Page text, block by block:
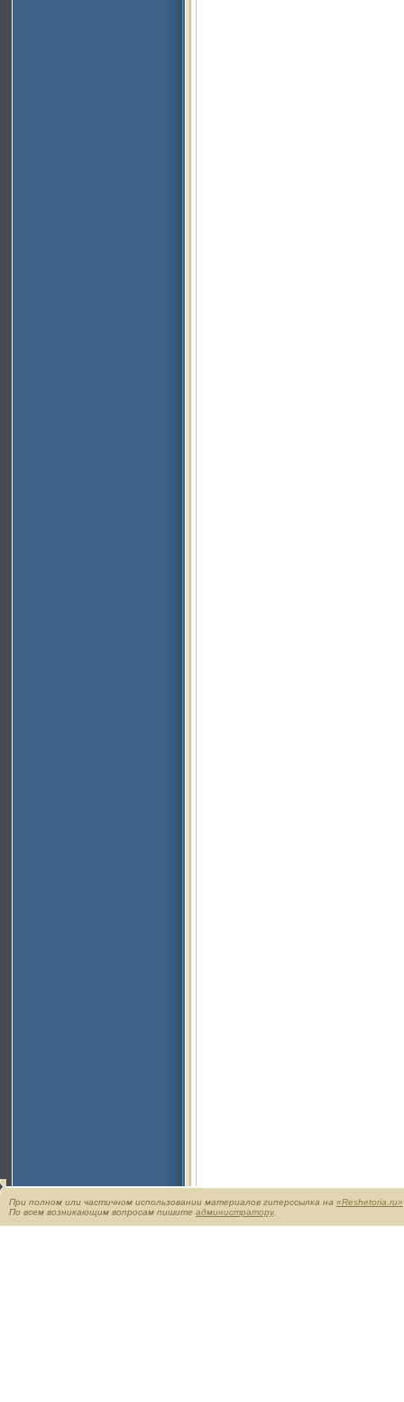
При полном или частичном использовании материалов гиперссылка на «Reshetoria.ru»
По всем возникающим вопросам пишите администратору.